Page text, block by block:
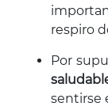
respiro
Por
sentirse